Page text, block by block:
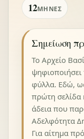
12ΜΉΝΕΣ
Σημείωση
Το Αρχείο
φύλλα. Εδώ,
πρώτη
άδεια που
Αδελφότητα
Για αίτημα